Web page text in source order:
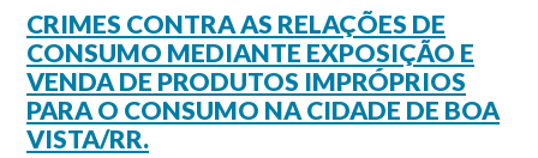
CRIMES CONTRA AS RELAÇÕES DE
CONSUMO MEDIANTE EXPOSIÇÃO E
VENDA DE PRODUTOS IMPRÓPRIOS
PARA O CONSUMO NA CIDADE DE BOA
VISTA/RR.